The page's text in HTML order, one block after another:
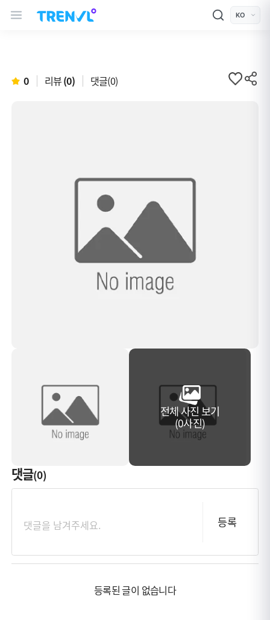
언어 선택
0 리뷰(0) 댓글(0)
전체 사진 보기
(0사진)
댓글(0)
등록
등록된 글이 없습니다